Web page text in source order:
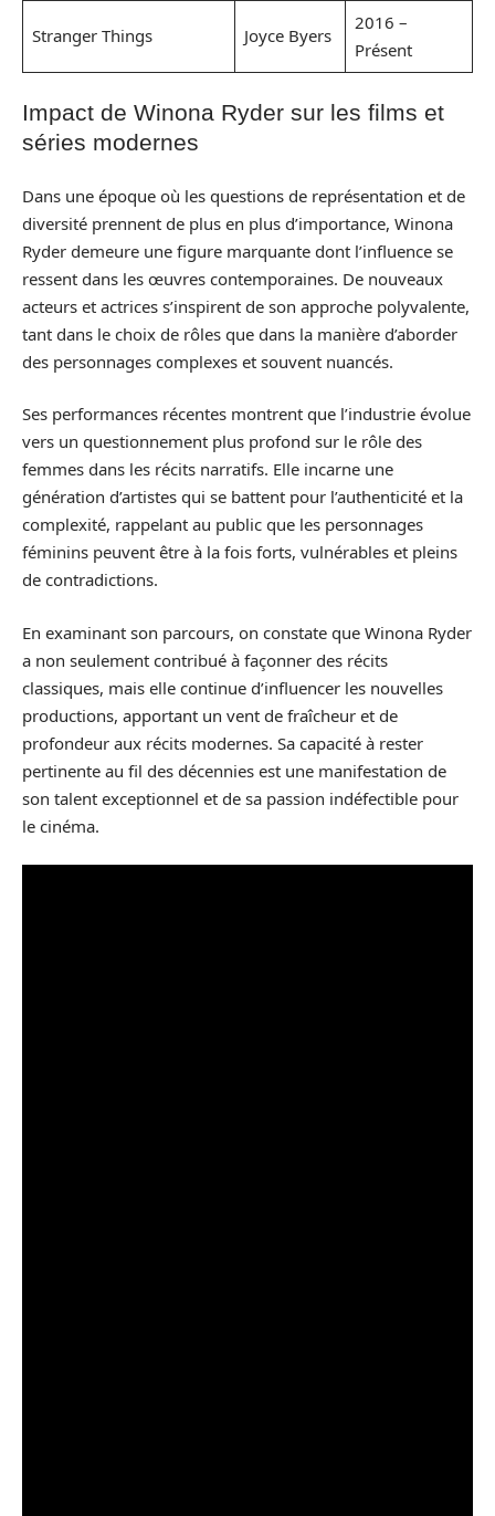
Stranger Things Joyce Byers
2016 –
Présent
Impact de Winona Ryder sur les films et
séries modernes
Dans une époque où les questions de représentation et de
diversité prennent de plus en plus d’importance, Winona
Ryder demeure une figure marquante dont l’influence se
ressent dans les œuvres contemporaines. De nouveaux
acteurs et actrices s’inspirent de son approche polyvalente,
tant dans le choix de rôles que dans la manière d’aborder
des personnages complexes et souvent nuancés.
Ses performances récentes montrent que l’industrie évolue
vers un questionnement plus profond sur le rôle des
femmes dans les récits narratifs. Elle incarne une
génération d’artistes qui se battent pour l’authenticité et la
complexité, rappelant au public que les personnages
féminins peuvent être à la fois forts, vulnérables et pleins
de contradictions.
En examinant son parcours, on constate que Winona Ryder
a non seulement contribué à façonner des récits
classiques, mais elle continue d’influencer les nouvelles
productions, apportant un vent de fraîcheur et de
profondeur aux récits modernes. Sa capacité à rester
pertinente au fil des décennies est une manifestation de
son talent exceptionnel et de sa passion indéfectible pour
le cinéma.